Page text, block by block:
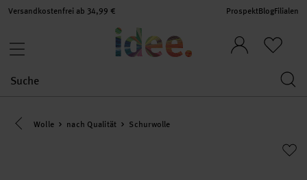
Versandkostenfrei ab 34,99 € ProspektBlogFilialen
Eine Kategorie zurück navigieren
Wolle nach Qualität Schurwolle